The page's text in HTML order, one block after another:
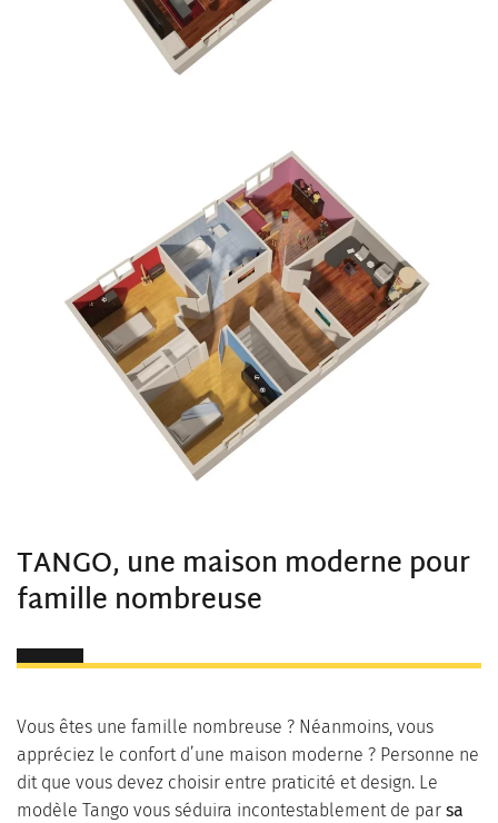
TANGO, une maison moderne pour
famille nombreuse
Vous êtes une famille nombreuse ? Néanmoins, vous
appréciez le confort d’une maison moderne ? Personne ne
dit que vous devez choisir entre praticité et design. Le
modèle Tango vous séduira incontestablement de par sa